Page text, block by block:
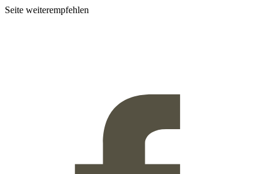
Seite weiterempfehlen